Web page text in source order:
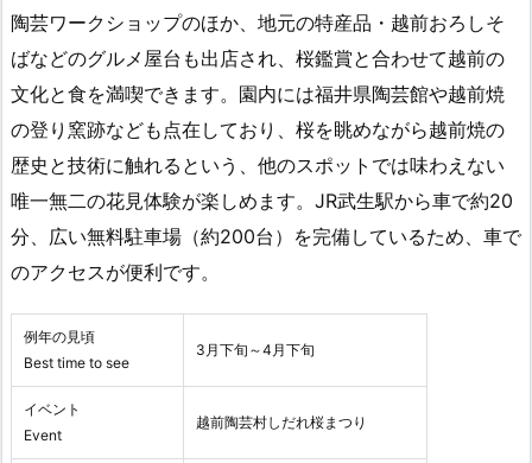
陶芸ワークショップのほか、地元の特産品・越前おろしそ
ばなどのグルメ屋台も出店され、桜鑑賞と合わせて越前の
文化と食を満喫できます。園内には福井県陶芸館や越前焼
の登り窯跡なども点在しており、桜を眺めながら越前焼の
歴史と技術に触れるという、他のスポットでは味わえない
唯一無二の花見体験が楽しめます。JR武生駅から車で約20
分、広い無料駐車場（約200台）を完備しているため、車で
のアクセスが便利です。
例年の見頃
Best time to see
3月下旬～4月下旬
イベント
Event
越前陶芸村しだれ桜まつり